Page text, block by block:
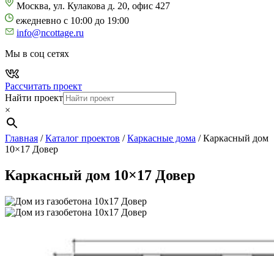
Москва, ул. Кулакова д. 20, офис 427
ежедневно с 10:00 до 19:00
info@ncottage.ru
Мы в соц сетях
Рассчитать проект
Найти проект
×
Главная /Каталог проектов /Каркасные дома /Каркасный дом
10×17 Довер
Каркасный дом 10×17 Довер